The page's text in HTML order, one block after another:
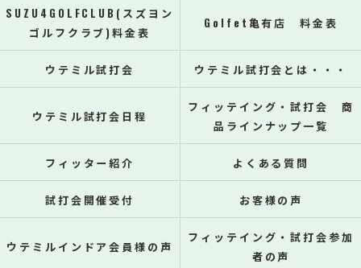
SUZU4GOLFCLUB(スズヨン
ゴルフクラブ)料金表
Golfet亀有店 料金表
ウテミル試打会 ウテミル試打会とは・・・
ウテミル試打会日程
フィッテイング・試打会 商
品ラインナップ一覧
フィッター紹介 よくある質問
試打会開催受付 お客様の声
ウテミルインドア会員様の声
フィッテイング・試打会参加
者の声